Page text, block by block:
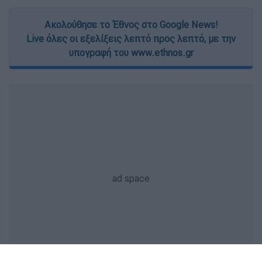
Ακολούθησε το Έθνος στο Google News!
Live όλες οι εξελίξεις λεπτό προς λεπτό, με την
υπογραφή του www.ethnos.gr